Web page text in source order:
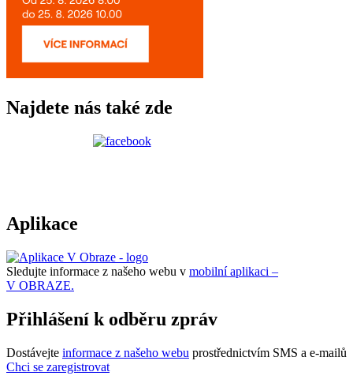
Najdete nás také zde
Aplikace
Sledujte informace z našeho webu v mobilní aplikaci –
V OBRAZE.
Přihlášení k odběru zpráv
Dostávejte informace z našeho webu prostřednictvím SMS a e-mailů
Chci se zaregistrovat